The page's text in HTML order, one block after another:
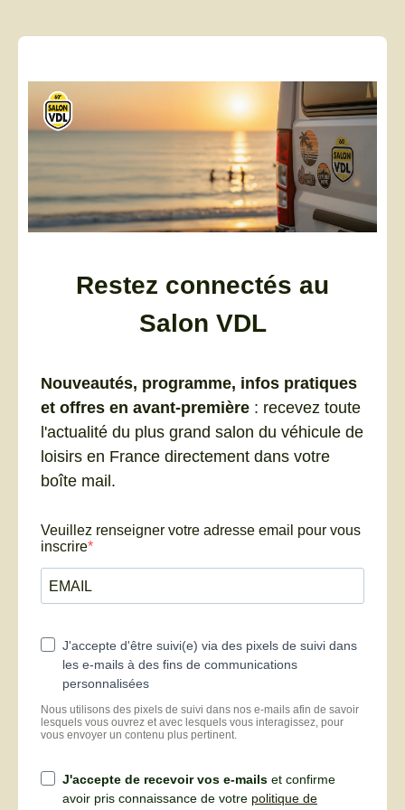
Restez connectés au
Salon VDL
Nouveautés, programme, infos pratiques
et offres en avant-première : recevez toute
l'actualité du plus grand salon du véhicule de
loisirs en France directement dans votre
boîte mail.
Veuillez renseigner votre adresse email pour vous
inscrire
J'accepte d'être suivi(e) via des pixels de suivi dans
les e-mails à des fins de communications
personnalisées
Nous utilisons des pixels de suivi dans nos e-mails afin de savoir
lesquels vous ouvrez et avec lesquels vous interagissez, pour
vous envoyer un contenu plus pertinent.
J'accepte de recevoir vos e-mails et confirme
avoir pris connaissance de votre politique de